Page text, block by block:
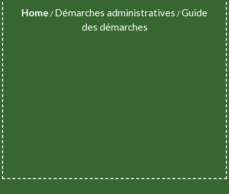
Home / Démarches administratives / Guide
des démarches